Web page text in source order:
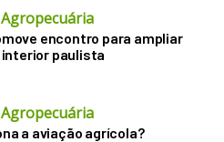
encontro para ampliar
interior paulista
a aviação agrícola?